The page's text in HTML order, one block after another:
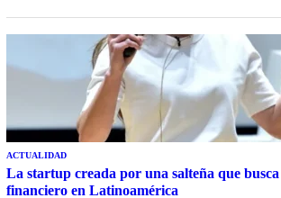
ACTUALIDAD
La startup creada por una salteña que busca
financiero en Latinoamérica